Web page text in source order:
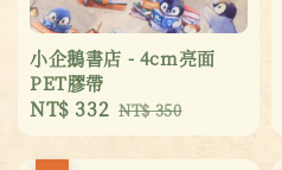
小企鵝書店 - 4cm亮面
PET膠帶
Sale
NT$ 332 Regular
price
NT$ 350